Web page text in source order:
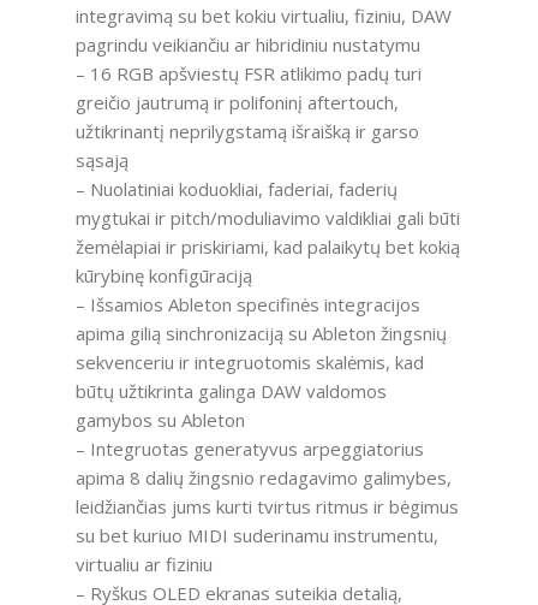
integravimą su bet kokiu virtualiu, fiziniu, DAW
pagrindu veikiančiu ar hibridiniu nustatymu
– 16 RGB apšviestų FSR atlikimo padų turi
greičio jautrumą ir polifoninį aftertouch,
užtikrinantį neprilygstamą išraišką ir garso
sąsają
– Nuolatiniai koduokliai, faderiai, faderių
mygtukai ir pitch/moduliavimo valdikliai gali būti
žemėlapiai ir priskiriami, kad palaikytų bet kokią
kūrybinę konfigūraciją
– Išsamios Ableton specifinės integracijos
apima gilią sinchronizaciją su Ableton žingsnių
sekvenceriu ir integruotomis skalėmis, kad
būtų užtikrinta galinga DAW valdomos
gamybos su Ableton
– Integruotas generatyvus arpeggiatorius
apima 8 dalių žingsnio redagavimo galimybes,
leidžiančias jums kurti tvirtus ritmus ir bėgimus
su bet kuriuo MIDI suderinamu instrumentu,
virtualiu ar fiziniu
– Ryškus OLED ekranas suteikia detalią,